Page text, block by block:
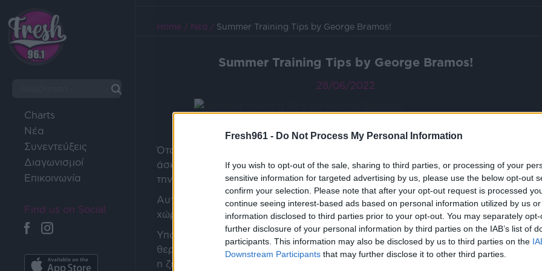
Fresh961 - Do Not Process My Personal Information
If you wish to opt-out of the sale, sharing to third parties, or processing of your
sensitive information for targeted advertising by us, please use the below opt-out
confirm your selection. Please note that after your opt-out request is processed
continue seeing interest-based ads based on personal information utilized by us
information disclosed to third parties prior to your opt-out. You may separately
further disclosure of your personal information by third parties on the IAB’s list of
participants. This information may also be disclosed by us to third parties on the
Downstream Participants that may further disclose it to other third parties.
Charts
Νέα
Συνεντεύξεις
Διαγωνισμοί
Επικοινωνία
Find us on Social
Home / Νέα / Summer Training Tips by George Bramos!
Summer Training Tips by George Bramos!
28/06/2022
Όταν η θερμοκρασία το καλοκαίρι φτάνει στα ύψη και μετά από πέντε λεπτά
άσκησης είστε λουσμένοι στον ιδρώτα, είναι δύσκολο να μην εγκαταλείψετε
την προσπάθεια.
Αυτό ισχύει για την άσκηση τόσο σε εσωτερικούς όσο και σε εξωτερικούς
χώρους.
Υπάρχουν ωστόσο τρόποι να προετοιμάσετε τον οργανισμό σας για τις υψηλές
θερμοκρασίες και να μη χάσετε το κίνητρό σας όταν νιώθετε ότι σας εξαντλεί
η ζέστη και σας εγκαταλείπει η ενέργεια.